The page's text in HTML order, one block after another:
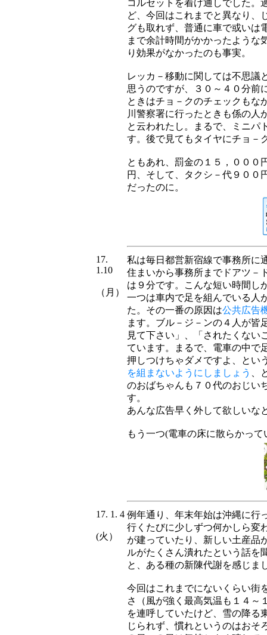
コルセットを着け通しでした。
ど、今回はこれまでと異なり、
グも取れず、普通に車で或いは
まで余計時間がかかったような
り効果がなかったのも事実。
レッカ－移動に関しては不思議
思うのですが、３０～４０分前
ときはチョ－クのチェックもな
川警察署に行ったときも係の人
と云われたし。まるで、ミニパ
す。後で見てもタイヤにチョ－
ともあれ、罰金の１５，０００
円、そして、タクシ－代９００
だったのに。
17.
1.10
（月）
私は毎日都営新宿線で事務所に
住まいから事務所までドアツ－
は９分です。こんな短い時間し
一つは車内で足を組んでいる人
た。その一番の原因は公共広告
ます。ブル－ジ－ンの４人が皆
見て下さい」、「されたくない
ています。まるで、電車の中で
押しつけちゃダメですよ、とい
を組まないようにしましょう
、
のおばちゃんも７０代のおじい
す。
あんな広告早く外して欲しいな
もう一つ(電車の床に散らかっ
17. 1. 4
(火）
例年通り、年末年始は沖縄に行
行くたびに少しずつ何かしら変
が建っていたり、新しい土産品
ルがたくさん潰れたという話を
と、ある種の新陳代謝を感じま
今回はこれまでにないくらい街
さ（風が強く最高気温も１４～
を連呼していたけど、雪の降る
じられず、慣れというのはおそ